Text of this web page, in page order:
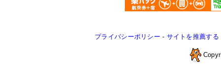
プライバシーポリシー - サイトを推薦する